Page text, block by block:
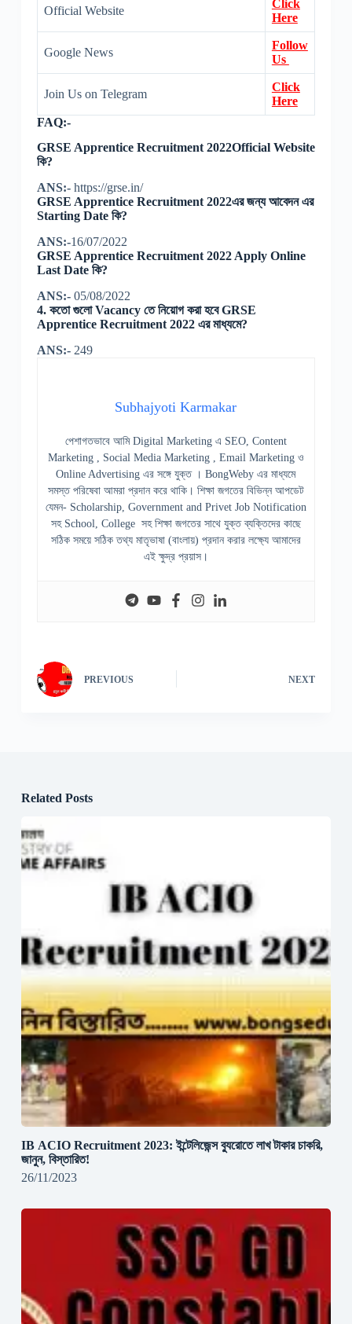
Official Website
Click
Here
Google News
Follow
Us
Join Us on Telegram
Click
Here
FAQ:-
GRSE Apprentice Recruitment 2022Official Website
কি?
ANS:- https://grse.in/
GRSE Apprentice Recruitment 2022এর জন্য আবেদন এর
Starting Date কি?
ANS:-16/07/2022
GRSE Apprentice Recruitment 2022 Apply Online
Last Date কি?
ANS:- 05/08/2022
4. কতো গুলো Vacancy তে নিয়োগ করা হবে GRSE
Apprentice Recruitment 2022 এর মাধ্যমে?
ANS:- 249
Subhajyoti Karmakar
পেশাগতভাবে আমি Digital Marketing এ SEO, Content
Marketing , Social Media Marketing , Email Marketing ও
Online Advertising এর সঙ্গে যুক্ত । BongWeby এর মাধ্যমে
সমস্ত পরিষেবা আমরা প্রদান করে থাকি। শিক্ষা জগতের বিভিন্ন আপডেট
যেমন- Scholarship, Government and Privet Job Notification
সহ School, College সহ শিক্ষা জগতের সাথে যুক্ত ব্যক্তিদের কাছে
সঠিক সময়ে সঠিক তথ্য মাতৃভাষা (বাংলায়) প্রদান করার লক্ষ্যে আমাদের
এই ক্ষুদ্র প্রয়াস।
PREVIOUS NEXT
Related Posts
IB ACIO Recruitment 2023: ইন্টেলিজেন্স ব্যুরোতে লাখ টাকার চাকরি,
জানুন, বিস্তারিত!
26/11/2023